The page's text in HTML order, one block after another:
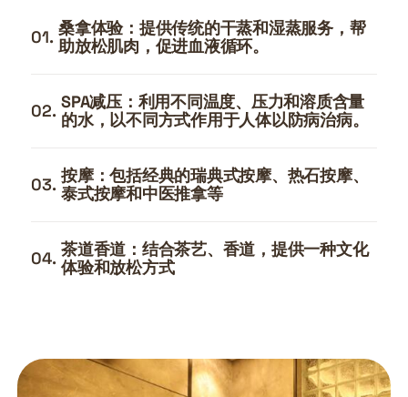
01. 桑拿体验：提供传统的干蒸和湿蒸服务，帮
助放松肌肉，促进血液循环。
02. SPA减压：利用不同温度、压力和溶质含量
的水，以不同方式作用于人体以防病治病。
03. 按摩：包括经典的瑞典式按摩、热石按摩、
泰式按摩和中医推拿等
04. 茶道香道：结合茶艺、香道，提供一种文化
体验和放松方式